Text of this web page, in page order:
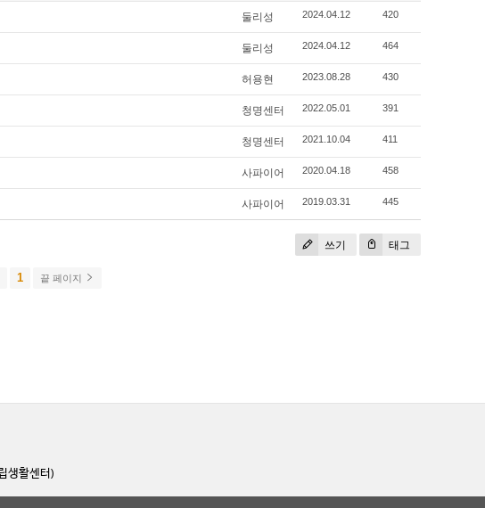
둘리성 2024.04.12 420
둘리성 2024.04.12 464
허용현 2023.08.28 430
청명센터 2022.05.01 391
청명센터 2021.10.04 411
사파이어 2020.04.18 458
사파이어 2019.03.31 445
쓰기 태그
1 끝 페이지
생활센터)